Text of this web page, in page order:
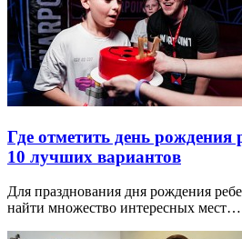
Где отметить день
10 лучших вариантов
Для празднования дня рождения
найти множество интересных мест…